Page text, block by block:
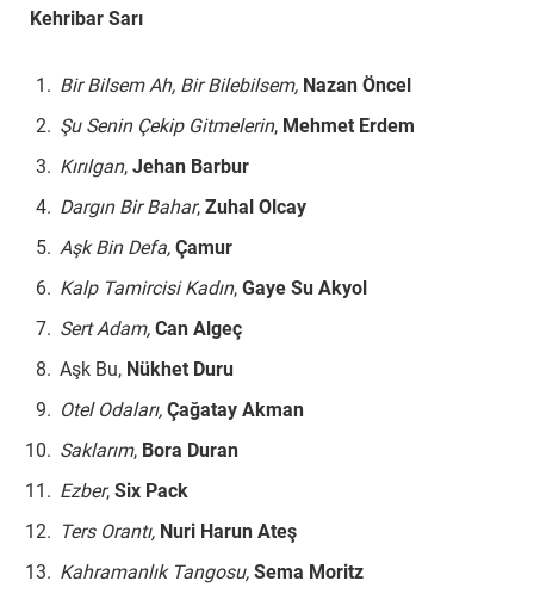
Kehribar Sarı
Bir Bilsem Ah, Bir Bilebilsem, Nazan Öncel
Şu Senin Çekip Gitmelerin, Mehmet Erdem
Kırılgan, Jehan Barbur
Dargın Bir Bahar, Zuhal Olcay
Aşk Bin Defa, Çamur
Kalp Tamircisi Kadın, Gaye Su Akyol
Sert Adam, Can Algeç
Aşk Bu, Nükhet Duru
Otel Odaları, Çağatay Akman
Saklarım, Bora Duran
Ezber, Six Pack
Ters Orantı, Nuri Harun Ateş
Kahramanlık Tangosu, Sema Moritz